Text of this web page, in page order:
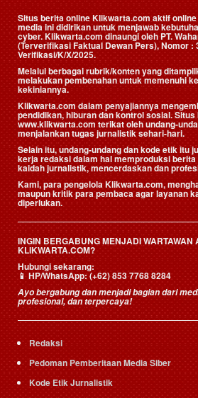
Situs berita online Klikwarta.com aktif
media ini didirikan untuk menjawab
cyber. Klikwarta.com dinaungi oleh PT.
(Terverifikasi Faktual Dewan Pers), Nomor :
Verifikasi/K/X/2025.
Melalui berbagai rubrik/konten yang
melakukan pembenahan untuk memenuhi
kekiniannya.
Klikwarta.com dalam penyajiannya
pendidikan, hiburan dan kontrol sosial. Situs
www.klikwarta.com terikat oleh undang-
menjalankan tugas jurnalistik sehari-hari.
Selain itu, undang-undang dan kode etik itu
kerja redaksi dalam hal memproduksi
kaidah jurnalistik, mencerdaskan dan
Kami, para pengelola Klikwarta.com,
maupun kritik para pembaca agar layanan
diperlukan.
INGIN BERGABUNG MENJADI WARTAWAN
KLIKWARTA.COM?
Hubungi sekarang:
📱HP/WhatsApp:(+62) 853 7768 8284
Ayo bergabung dan menjadi bagian dari
profesional, dan terpercaya!
Redaksi
Pedoman Pemberitaan Media Siber
Kode Etik Jurnalistik